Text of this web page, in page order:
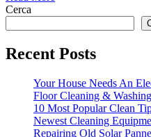
Cerca
Recent Posts
Your House Needs An
Floor Cleaning &
10 Most Popular Clean
Newest Cleaning
Repairing Old Solar